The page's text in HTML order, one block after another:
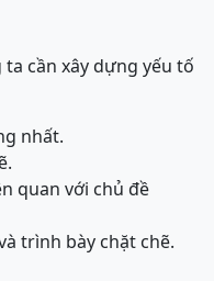
cần xây dựng yếu tố
nhất.
quan với chủ đề
trình bày chặt chẽ.